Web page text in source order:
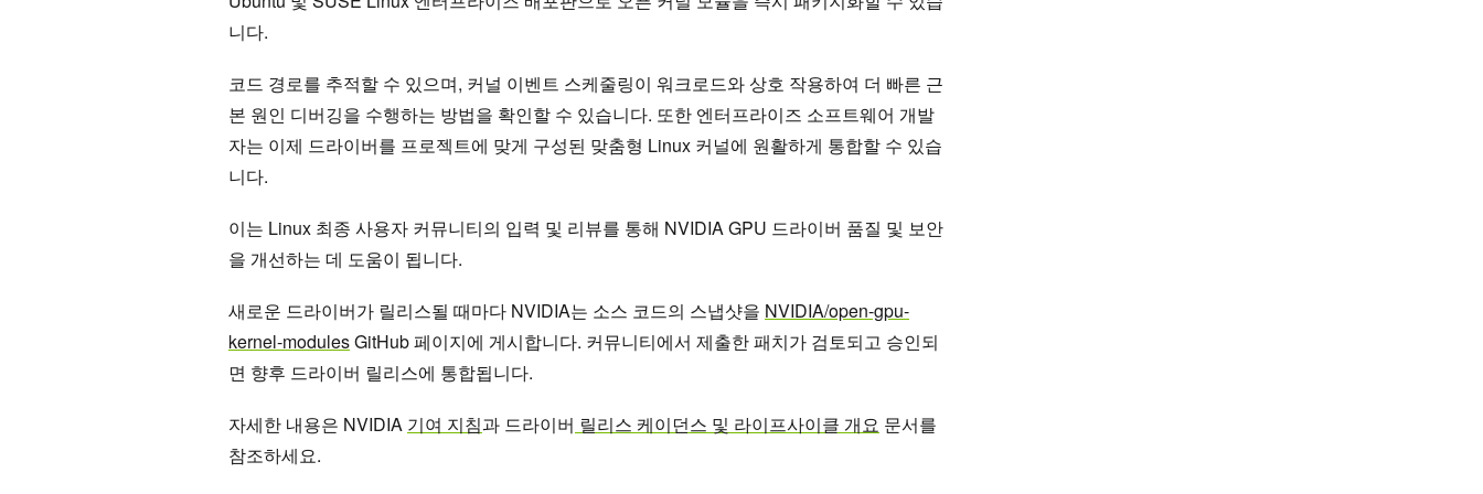
니다.
코드 경로를 추적할 수 있으며, 커널 이벤트 스케줄링이 워크로드와 상호 작용하여 더 빠른 근
본 원인 디버깅을 수행하는 방법을 확인할 수 있습니다. 또한 엔터프라이즈 소프트웨어 개발
자는 이제 드라이버를 프로젝트에 맞게 구성된 맞춤형 Linux 커널에 원활하게 통합할 수 있습
니다.
이는 Linux 최종 사용자 커뮤니티의 입력 및 리뷰를 통해 NVIDIA GPU 드라이버 품질 및 보안
을 개선하는 데 도움이 됩니다.
새로운 드라이버가 릴리스될 때마다 NVIDIA는 소스 코드의 스냅샷을 NVIDIA/open-gpu-
kernel-modulesGitHub 페이지에 게시합니다. 커뮤니티에서 제출한 패치가 검토되고 승인되
면 향후 드라이버 릴리스에 통합됩니다.
자세한 내용은 NVIDIA 기여 지침과 드라이버 릴리스 케이던스 및 라이프사이클 개요 문서를
참조하세요.